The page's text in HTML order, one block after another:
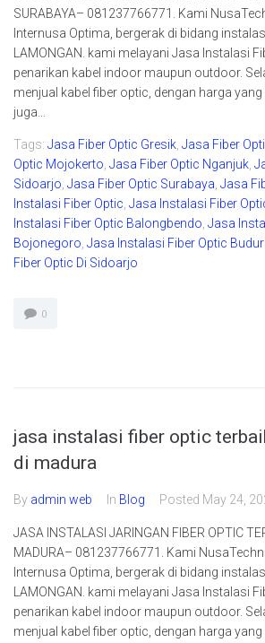
SURABAYA– 081237766771. Kami
Internusa Optima, bergerak di bidang
LAMONGAN. kami melayani Jasa Instalasi
penarikan kabel indoor maupun outdoor.
menjual kabel fiber optic, dengan harga
juga...
Tags: Jasa Fiber Optic Gresik Jasa Fiber
Optic Mojokerto Jasa Fiber Optic Nganjuk
Sidoarjo Jasa Fiber Optic Surabaya Jasa
Instalasi Fiber Optic Jasa Instalasi Fiber
Instalasi Fiber Optic Balongbendo Jasa
Bojonegoro Jasa Instalasi Fiber Optic
Fiber Optic Di Sidoarjo
0
jasa instalasi fiber optic
di madura
By admin web In Blog Posted May 24,
JASA INSTALASI JARINGAN FIBER OPTIC
MADURA– 081237766771. Kami
Internusa Optima, bergerak di bidang
LAMONGAN. kami melayani Jasa Instalasi
penarikan kabel indoor maupun outdoor.
menjual kabel fiber optic, dengan harga